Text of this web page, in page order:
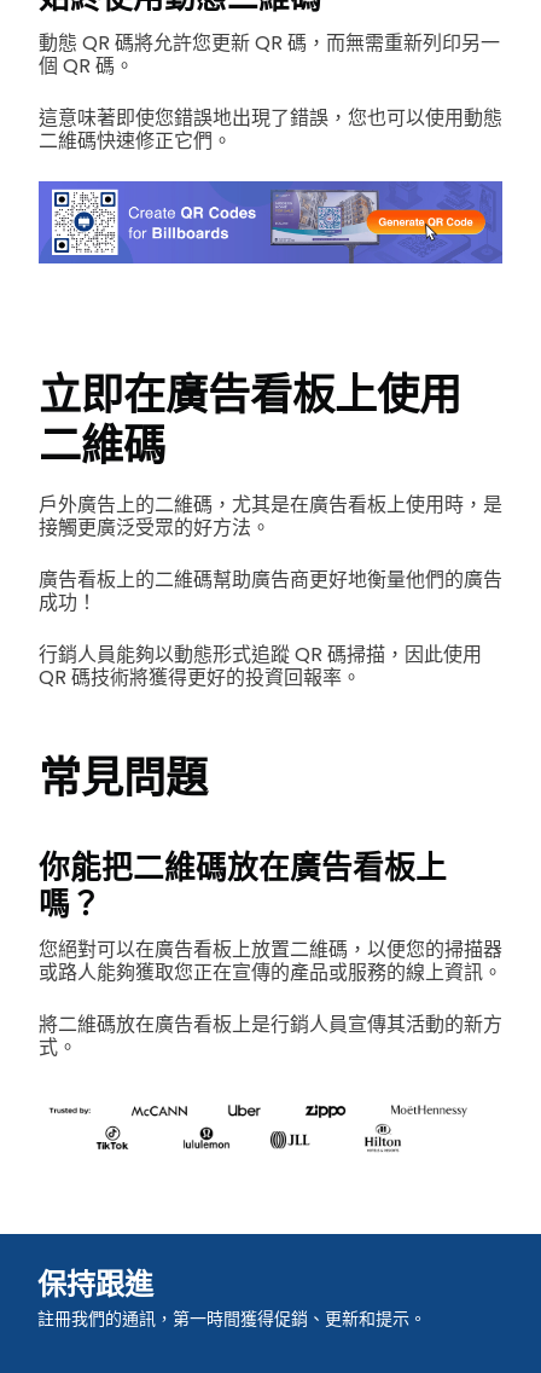
動態 QR 碼將允許您更新 QR 碼，而無需重新列印另一
個 QR 碼。
這意味著即使您錯誤地出現了錯誤，您也可以使用動態
二維碼快速修正它們。
立即在廣告看板上使用
二維碼
戶外廣告上的二維碼，尤其是在廣告看板上使用時，是
接觸更廣泛受眾的好方法。
廣告看板上的二維碼幫助廣告商更好地衡量他們的廣告
成功！
行銷人員能夠以動態形式追蹤 QR 碼掃描，因此使用
QR 碼技術將獲得更好的投資回報率。
常見問題
你能把二維碼放在廣告看板上
嗎？
您絕對可以在廣告看板上放置二維碼，以便您的掃描器
或路人能夠獲取您正在宣傳的產品或服務的線上資訊。
將二維碼放在廣告看板上是行銷人員宣傳其活動的新方
式。
保持跟進
註冊我們的通訊，第一時間獲得促銷、更新和提示。